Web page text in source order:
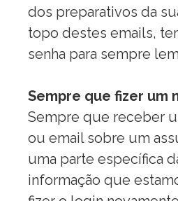
dos preparativos da
topo destes emails,
senha para sempre
Sempre que fizer um
Sempre que receber
ou email sobre um
uma parte específica
informação que